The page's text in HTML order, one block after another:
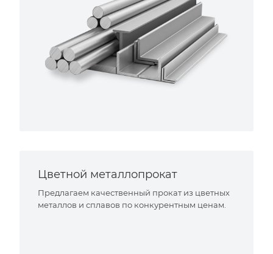
Цветной металлопрокат
Предлагаем качественный прокат из цветных
металлов и сплавов по конкурентным ценам.